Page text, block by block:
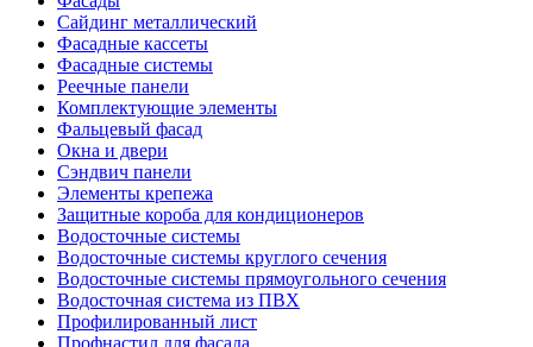
Сайдинг металлический
Фасадные кассеты
Фасадные системы
Реечные панели
Комплектующие элементы
Фальцевый фасад
Окна и двери
Сэндвич панели
Элементы крепежа
Защитные короба для кондиционеров
Водосточные системы
Водосточные системы круглого сечения
Водосточные системы прямоугольного сечения
Водосточная система из ПВХ
Профилированный лист
Профнастил для фасада